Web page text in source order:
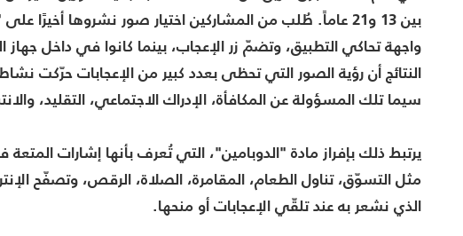
بين 13 و21 عاماً. طُلب من المشاركين اختيار صور نشروها
النتائج أن رؤية الصور التي تحظى بعدد كبير من الإعجابات حرّكت
سيما تلك المسؤولة عن المكافأة، الإدراك الاجتماعي، التقليد،
يرتبط ذلك بإفراز مادة "الدوبامين"، التي تُعرف بأنها إشارات
مثل التسوّق، تناول الطعام، المقامرة، الصلاة، الرقص، وتصفّح
الذي نشعر به عند تلقّي الإعجابات أو منحها.